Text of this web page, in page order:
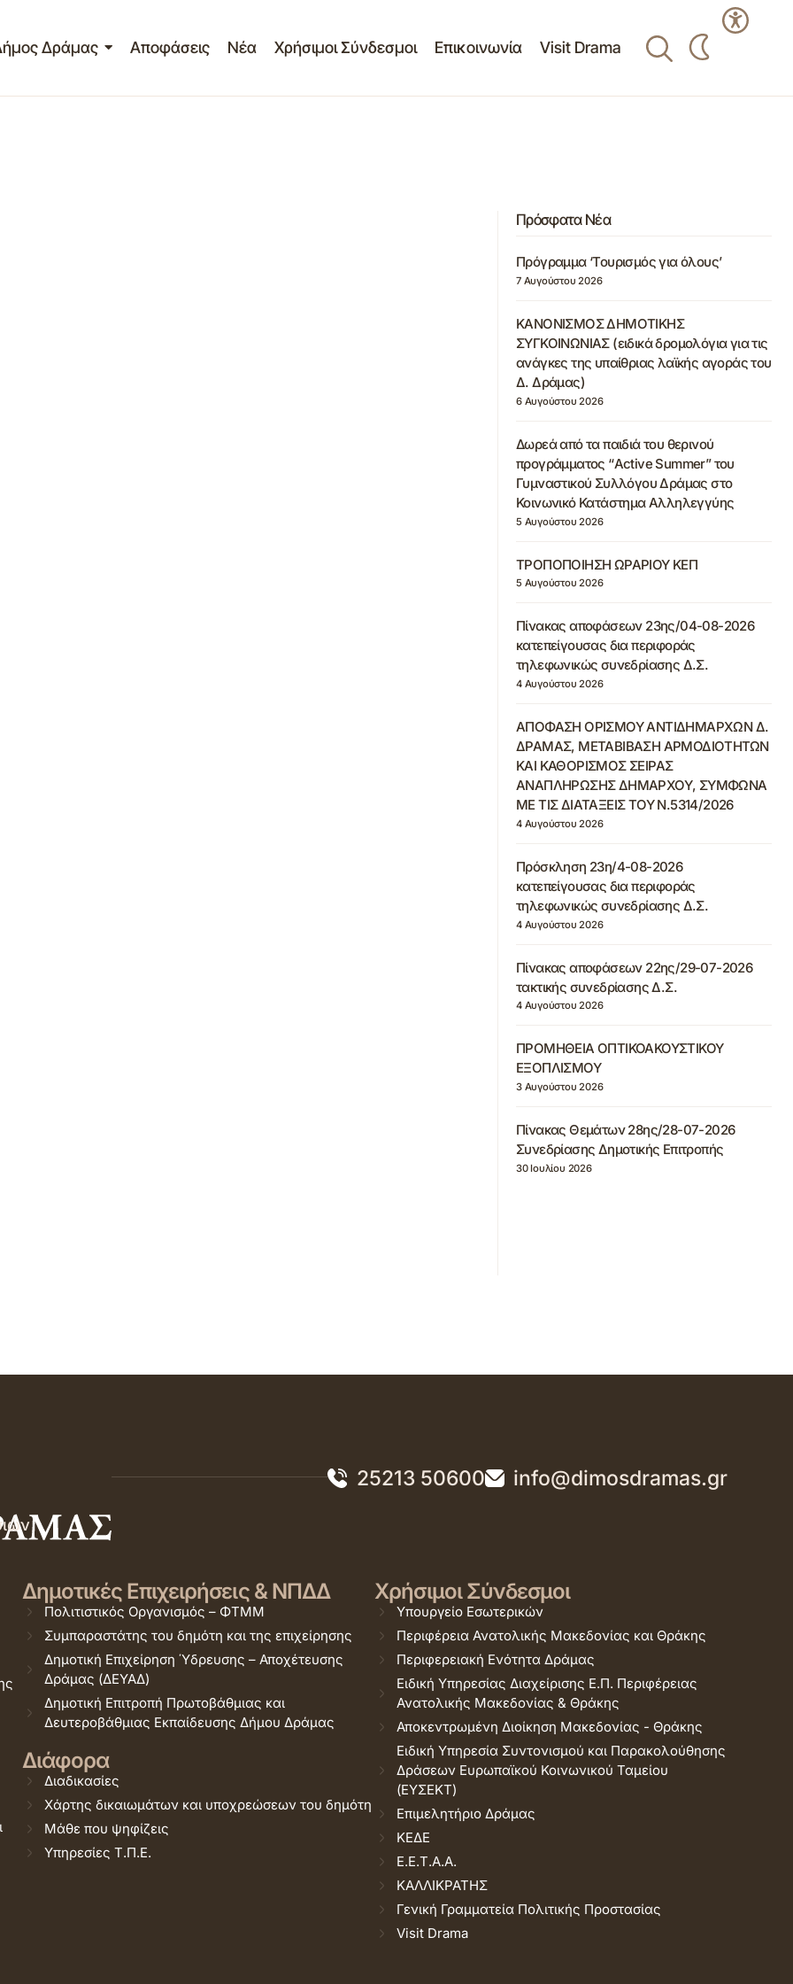
Δράμας Αποφάσεις Νέα Χρήσιμοι Σύνδεσμοι Επικοινωνία Visit Drama
Πρόσφατα Νέα
Πρόγραμμα ‘Τουρισμός για όλους’
7 Αυγούστου 2026
ΚΑΝΟΝΙΣΜΟΣ ΔΗΜΟΤΙΚΗΣ
ΣΥΓΚΟΙΝΩΝΙΑΣ (ειδικά δρομολόγια για τις
ανάγκες της υπαίθριας λαϊκής αγοράς του
Δ. Δράμας)
6 Αυγούστου 2026
Δωρεά από τα παιδιά του θερινού
προγράμματος “Active Summer” του
Γυμναστικού Συλλόγου Δράμας στο
Κοινωνικό Κατάστημα Αλληλεγγύης
5 Αυγούστου 2026
ΤΡΟΠΟΠΟΙΗΣΗ ΩΡΑΡΙΟΥ ΚΕΠ
5 Αυγούστου 2026
Πίνακας αποφάσεων 23ης/04-08-2026
κατεπείγουσας δια περιφοράς
τηλεφωνικώς συνεδρίασης Δ.Σ.
4 Αυγούστου 2026
ΑΠΟΦΑΣΗ ΟΡΙΣΜΟΥ ΑΝΤΙΔΗΜΑΡΧΩΝ Δ.
ΔΡΑΜΑΣ, ΜΕΤΑΒΙΒΑΣΗ ΑΡΜΟΔΙΟΤΗΤΩΝ
ΚΑΙ ΚΑΘΟΡΙΣΜΟΣ ΣΕΙΡΑΣ
ΑΝΑΠΛΗΡΩΣΗΣ ΔΗΜΑΡΧΟΥ, ΣΥΜΦΩΝΑ
ΜΕ ΤΙΣ ΔΙΑΤΑΞΕΙΣ ΤΟΥ Ν.5314/2026
4 Αυγούστου 2026
Πρόσκληση 23η/4-08-2026
κατεπείγουσας δια περιφοράς
τηλεφωνικώς συνεδρίασης Δ.Σ.
4 Αυγούστου 2026
Πίνακας αποφάσεων 22ης/29-07-2026
τακτικής συνεδρίασης Δ.Σ.
4 Αυγούστου 2026
ΠΡΟΜΗΘΕΙΑ ΟΠΤΙΚΟΑΚΟΥΣΤΙΚΟΥ
ΕΞΟΠΛΙΣΜΟΥ
3 Αυγούστου 2026
Πίνακας Θεμάτων 28ης/28-07-2026
Συνεδρίασης Δημοτικής Επιτροπής
30 Ιουλίου 2026
25213 50600 info@dimosdramas.gr
Δημοτικές Επιχειρήσεις & ΝΠΔΔ
Πολιτιστικός Οργανισμός – ΦΤΜΜ
Συμπαραστάτης του δημότη και της επιχείρησης
Δημοτική Επιχείρηση Ύδρευσης – Αποχέτευσης
Δράμας (ΔΕΥΑΔ)
Δημοτική Επιτροπή Πρωτοβάθμιας και
Δευτεροβάθμιας Εκπαίδευσης Δήμου Δράμας
Διάφορα
Διαδικασίες
Χάρτης δικαιωμάτων και υποχρεώσεων του δημότη
Μάθε που ψηφίζεις
Υπηρεσίες Τ.Π.Ε.
Χρήσιμοι Σύνδεσμοι
Υπουργείο Εσωτερικών
Περιφέρεια Ανατολικής Μακεδονίας και Θράκης
Περιφερειακή Ενότητα Δράμας
Ειδική Υπηρεσίας Διαχείρισης Ε.Π. Περιφέρειας
Ανατολικής Μακεδονίας & Θράκης
Αποκεντρωμένη Διοίκηση Μακεδονίας - Θράκης
Ειδική Υπηρεσία Συντονισμού και Παρακολούθησης
Δράσεων Ευρωπαϊκού Κοινωνικού Ταμείου
(ΕΥΣΕΚΤ)
Επιμελητήριο Δράμας
ΚΕΔΕ
Ε.Ε.Τ.Α.Α.
ΚΑΛΛΙΚΡΑΤΗΣ
Γενική Γραμματεία Πολιτικής Προστασίας
Visit Drama